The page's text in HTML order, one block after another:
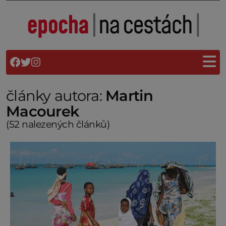
články autora: Martin
Macourek
(52 nalezených článků)